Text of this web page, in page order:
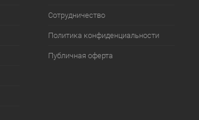
Сотрудничество
Политика конфиденциальности
Публичная оферта